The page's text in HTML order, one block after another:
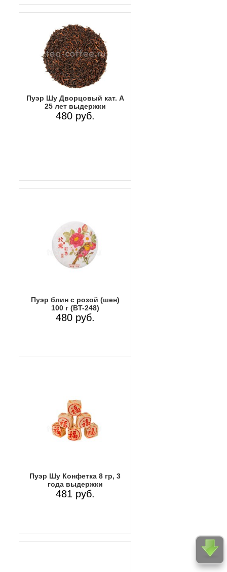
Пуэр Шу Дворцовый кат. А
25 лет выдержки
480 руб.
Пуэр блин с розой (шен)
100 г (BT-248)
480 руб.
Пуэр Шу Конфетка 8 гр, 3
года выдержки
481 руб.